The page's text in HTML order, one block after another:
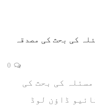
کی بحث کی مصدقہ
کی بحث کی
ڈاؤن لوڈ